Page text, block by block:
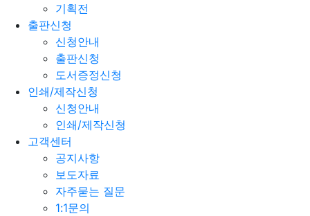
기획전
출판신청
신청안내
출판신청
도서증정신청
인쇄/제작신청
신청안내
인쇄/제작신청
고객센터
공지사항
보도자료
자주묻는 질문
1:1문의